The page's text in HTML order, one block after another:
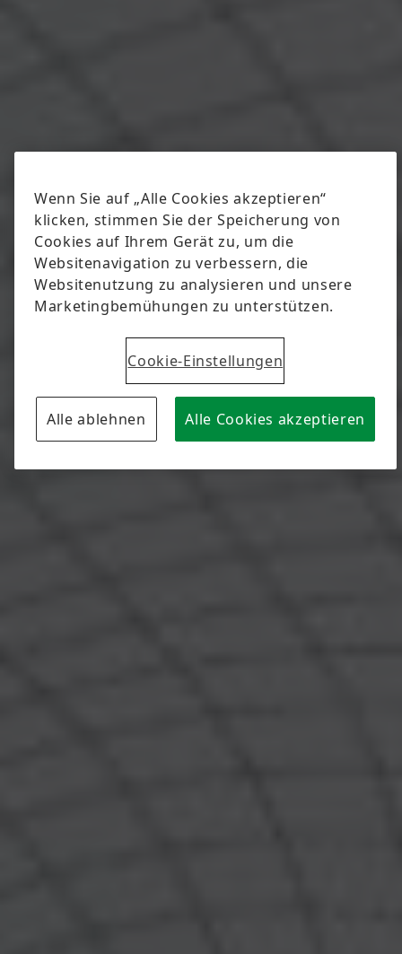
Wenn Sie auf „Alle Cookies akzeptieren“
klicken, stimmen Sie der Speicherung von
Cookies auf Ihrem Gerät zu, um die
Websitenavigation zu verbessern, die
Websitenutzung zu analysieren und unsere
Marketingbemühungen zu unterstützen.
Cookie-Einstellungen
Alle ablehnen Alle Cookies akzeptieren